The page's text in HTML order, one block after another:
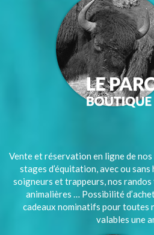
Vente et réservation en ligne de
stages d’équitation, avec ou sans
soigneurs et trappeurs, nos
animalières … Possibilité
cadeaux nominatifs pour toutes
valables une